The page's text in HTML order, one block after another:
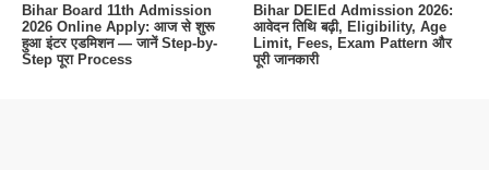
Bihar Board 11th Admission
2026 Online Apply: आज से शुरू
हुआ इंटर एडमिशन — जानें Step-by-
Step पूरा Process
Bihar DElEd Admission 2026:
आवेदन तिथि बढ़ी, Eligibility, Age
Limit, Fees, Exam Pattern और
पूरी जानकारी